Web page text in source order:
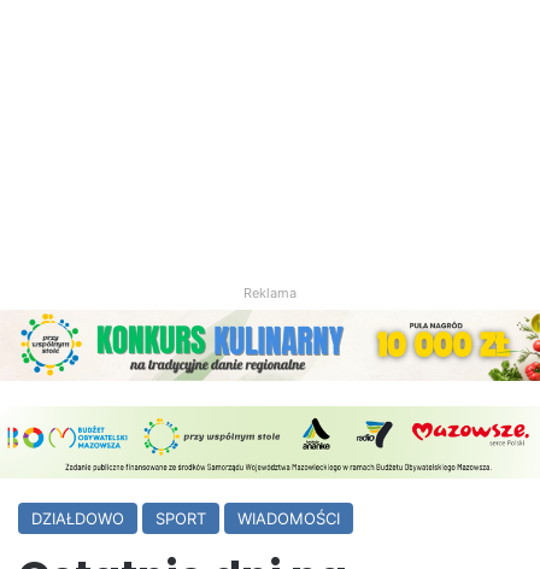
Reklama
DZIAŁDOWO SPORT WIADOMOŚCI